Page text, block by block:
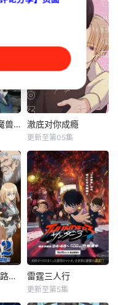
王与虚伪的勇者传承
在
克雷瓦提斯2：魔兽之王与虚伪的勇者传承 澈底对你成瘾
齐藤壮马
“我喜欢你这张脸，
毕竟长得也太好看
了吧。” 明仁是个
颜控、私生活风流
不羁的大学生，偏
偏看不顺眼长相貌
美、却总是一副高
冷疏离模样的冴。
联谊会上，他原本
盯上的女生，心里
澈底对你成瘾
更新至第05集
色很不友好第二季 乙女游戏世界对路人角色很不友好第二季 雷霆三人行
雷霆三人行
更新至第5集